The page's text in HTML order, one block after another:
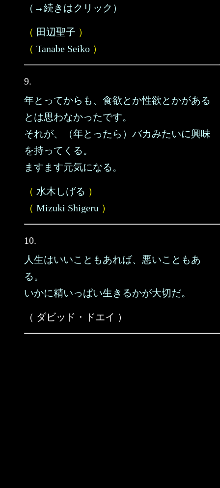
（→続きはクリック）
（ 田辺聖子 ）
（ Tanabe Seiko ）
9.
年とってからも、食欲とか性欲とかがある
とは思わなかったです。
それが、（年とったら）バカみたいに興味
を持ってくる。
ますます元気になる。
（ 水木しげる ）
（ Mizuki Shigeru ）
10.
人生はいいこともあれば、悪いこともあ
る。
いかに精いっぱい生きるかが大切だ。
（ ダビッド・ドエイ ）